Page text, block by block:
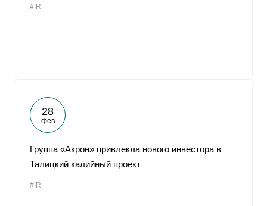
#IR
28
фев
Группа «Акрон» привлекла нового инвестора в
Талицкий калийный проект
#IR